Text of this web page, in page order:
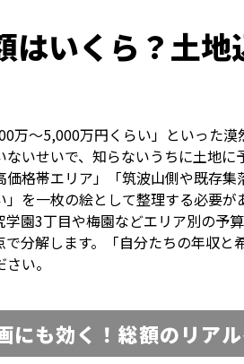
いくら？土
万〜5,000万円くらい」といった
いせいで、知らないうちに土地
格帯エリア」「筑波山側や既存
を一枚の絵として整理する必要
園3丁目や梅園などエリア別の
分解します。「自分たちの年収
い。
にも効く！総額のリア